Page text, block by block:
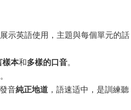
示英語使用，主題與每個單元的話
樣本和多樣的口音。
音純正地道 ，語速适中，是訓練聽